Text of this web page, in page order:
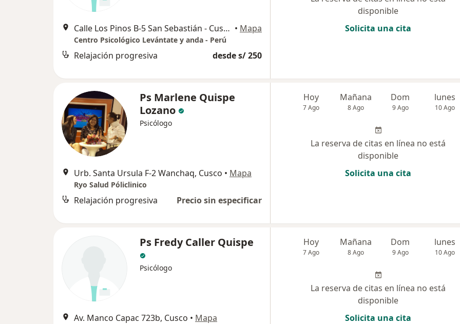
Calle Los Pinos B-5 San Sebastián - Cusco , Cusco • Mapa
Centro Psicológico Levántate y anda - Perú
Relajación progresiva desde s/ 250
disponible
Solicita una cita
Ps Marlene Quispe
Lozano
Psicólogo
Urb. Santa Ursula F-2 Wanchaq, Cusco • Mapa
Ryo Salud Póliclinico
Relajación progresiva Precio sin especificar
Hoy
7 Ago
Mañana
8 Ago
Dom
9 Ago
lunes
10 Ago
La reserva de citas en línea no está
disponible
Solicita una cita
Ps Fredy Caller Quispe
Psicólogo
Av. Manco Capac 723b, Cusco • Mapa
Hoy
7 Ago
Mañana
8 Ago
Dom
9 Ago
lunes
10 Ago
La reserva de citas en línea no está
disponible
Solicita una cita